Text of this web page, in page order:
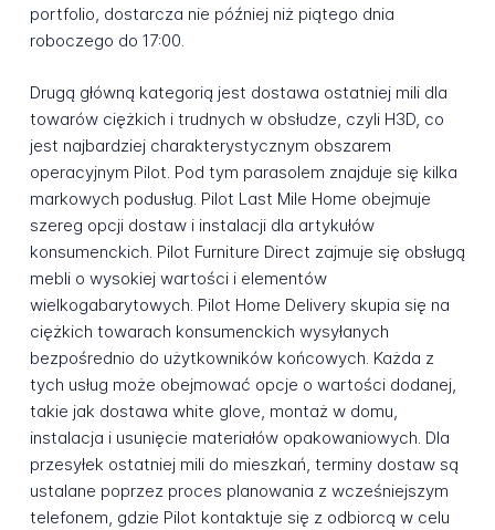
portfolio, dostarcza nie później niż piątego dnia
roboczego do 17:00.
Drugą główną kategorią jest dostawa ostatniej mili dla
towarów ciężkich i trudnych w obsłudze, czyli H3D, co
jest najbardziej charakterystycznym obszarem
operacyjnym Pilot. Pod tym parasolem znajduje się kilka
markowych podusług. Pilot Last Mile Home obejmuje
szereg opcji dostaw i instalacji dla artykułów
konsumenckich. Pilot Furniture Direct zajmuje się obsługą
mebli o wysokiej wartości i elementów
wielkogabarytowych. Pilot Home Delivery skupia się na
ciężkich towarach konsumenckich wysyłanych
bezpośrednio do użytkowników końcowych. Każda z
tych usług może obejmować opcje o wartości dodanej,
takie jak dostawa white glove, montaż w domu,
instalacja i usunięcie materiałów opakowaniowych. Dla
przesyłek ostatniej mili do mieszkań, terminy dostaw są
ustalane poprzez proces planowania z wcześniejszym
telefonem, gdzie Pilot kontaktuje się z odbiorcą w celu